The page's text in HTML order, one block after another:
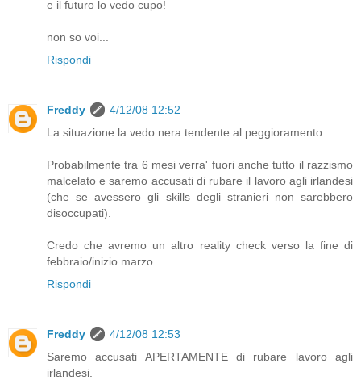
e il futuro lo vedo cupo!
non so voi...
Rispondi
Freddy
4/12/08 12:52
La situazione la vedo nera tendente al peggioramento.
Probabilmente tra 6 mesi verra' fuori anche tutto il razzismo
malcelato e saremo accusati di rubare il lavoro agli irlandesi
(che se avessero gli skills degli stranieri non sarebbero
disoccupati).
Credo che avremo un altro reality check verso la fine di
febbraio/inizio marzo.
Rispondi
Freddy
4/12/08 12:53
Saremo accusati APERTAMENTE di rubare lavoro agli
irlandesi.